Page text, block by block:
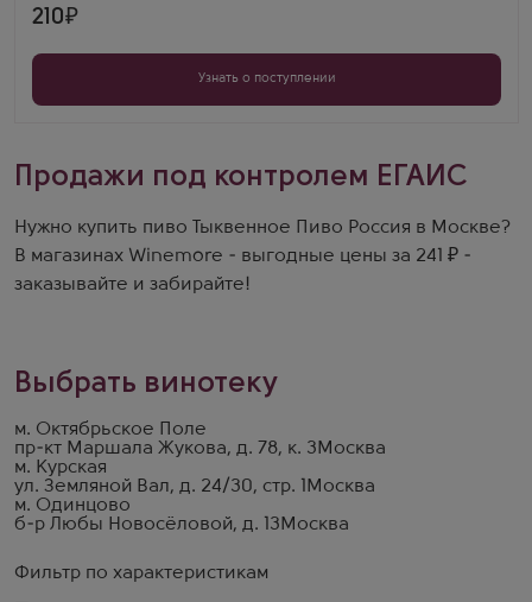
Фильтр по характеристикам
210
Узнать о поступлении
Продажи под контролем ЕГАИС
Нужно купить пиво Тыквенное Пиво Россия в Москве?
В магазинах Winemore - выгодные цены за 241 ₽ -
заказывайте и забирайте!
Выбрать винотеку
м. Октябрьское Поле
пр-кт Маршала Жукова, д. 78, к. 3 Москва
м. Курская
ул. Земляной Вал, д. 24/30, стр. 1
Москва
м. Одинцово
б-р Любы Новосёловой, д. 13 Москва